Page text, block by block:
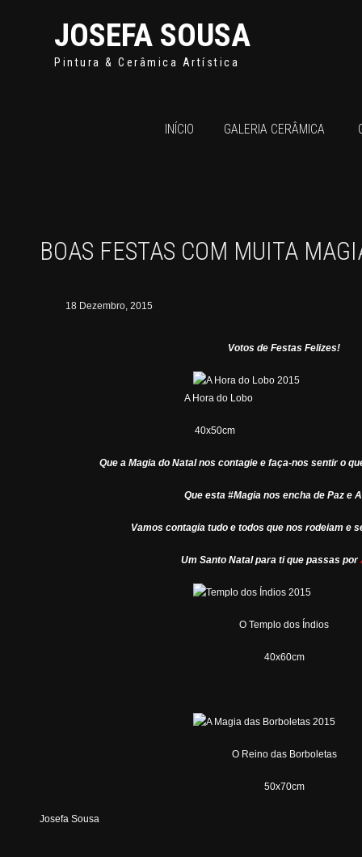
JOSEFA SOUSA
Pintura & Cerâmica Artística
INÍCIO GALERIA CERÂMICA
BOAS FESTAS COM MUITA
18 Dezembro, 2015
Votos de Festas Felizes!
A Hora do Lobo
40x50cm
Que a Magia do Natal nos contagie e faça-nos sentir o
Que esta #Magia nos encha de Paz e
Vamos contagia tudo e todos que nos rodeiam e
Um Santo Natal para ti que passas por
O Templo dos Índios
40x60cm
O Reino das Borboletas
50x70cm
Josefa Sousa